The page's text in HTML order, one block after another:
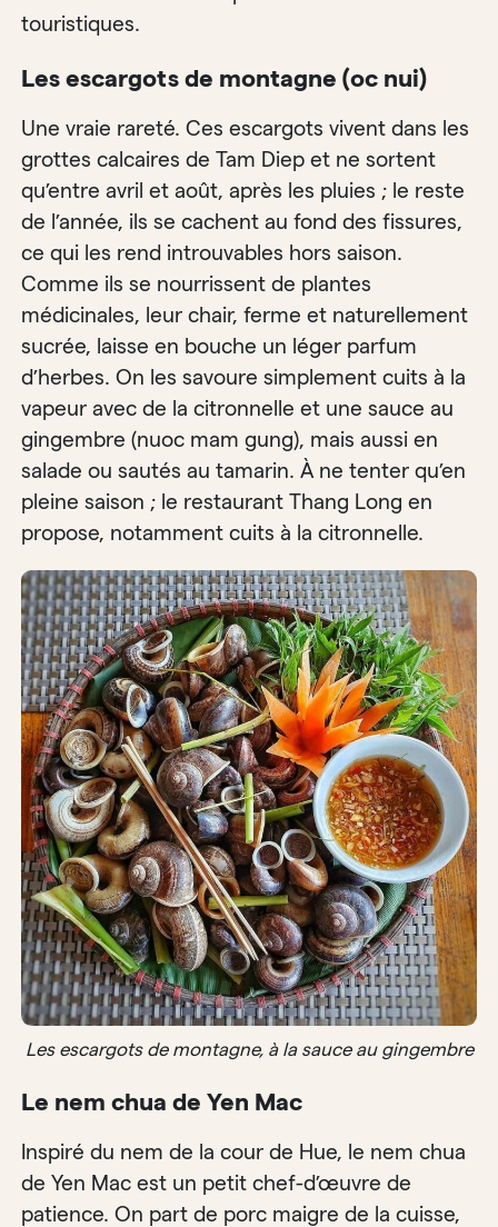
touristiques.
Les escargots de montagne (oc nui)
Une vraie rareté. Ces escargots vivent dans les
grottes calcaires de Tam Diep et ne sortent
qu’entre avril et août, après les pluies ; le reste
de l’année, ils se cachent au fond des fissures,
ce qui les rend introuvables hors saison.
Comme ils se nourrissent de plantes
médicinales, leur chair, ferme et naturellement
sucrée, laisse en bouche un léger parfum
d’herbes. On les savoure simplement cuits à la
vapeur avec de la citronnelle et une sauce au
gingembre (nuoc mam gung), mais aussi en
salade ou sautés au tamarin. À ne tenter qu’en
pleine saison ; le restaurant Thang Long en
propose, notamment cuits à la citronnelle.
Les escargots de montagne, à la sauce au gingembre
Le nem chua de Yen Mac
Inspiré du nem de la cour de Hue, le nem chua
de Yen Mac est un petit chef-d’œuvre de
patience. On part de porc maigre de la cuisse,